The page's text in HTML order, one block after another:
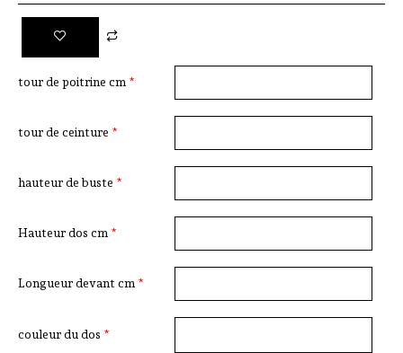
tour de poitrine cm *
tour de ceinture *
hauteur de buste *
Hauteur dos cm *
Longueur devant cm *
couleur du dos *